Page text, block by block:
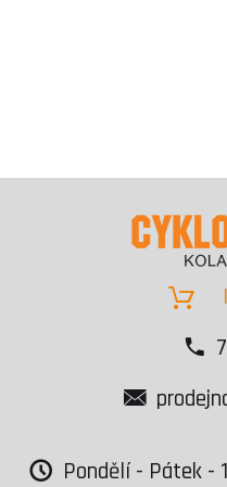
Pondělí - Pátek -